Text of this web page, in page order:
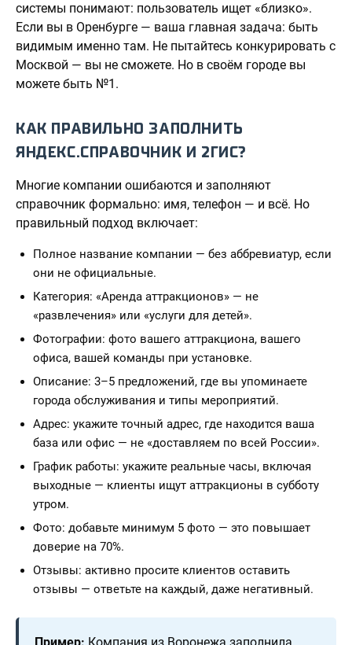
системы понимают: пользователь ищет «близко».
Если вы в Оренбурге — ваша главная задача: быть
видимым именно там. Не пытайтесь конкурировать с
Москвой — вы не сможете. Но в своём городе вы
можете быть №1.
КАК ПРАВИЛЬНО ЗАПОЛНИТЬ
ЯНДЕКС.СПРАВОЧНИК И 2ГИС?
Многие компании ошибаются и заполняют
справочник формально: имя, телефон — и всё. Но
правильный подход включает:
Полное название компании — без аббревиатур, если
они не официальные.
Категория: «Аренда аттракционов» — не
«развлечения» или «услуги для детей».
Фотографии: фото вашего аттракциона, вашего
офиса, вашей команды при установке.
Описание: 3–5 предложений, где вы упоминаете
города обслуживания и типы мероприятий.
Адрес: укажите точный адрес, где находится ваша
база или офис — не «доставляем по всей России».
График работы: укажите реальные часы, включая
выходные — клиенты ищут аттракционы в субботу
утром.
Фото: добавьте минимум 5 фото — это повышает
доверие на 70%.
Отзывы: активно просите клиентов оставить
отзывы — ответьте на каждый, даже негативный.